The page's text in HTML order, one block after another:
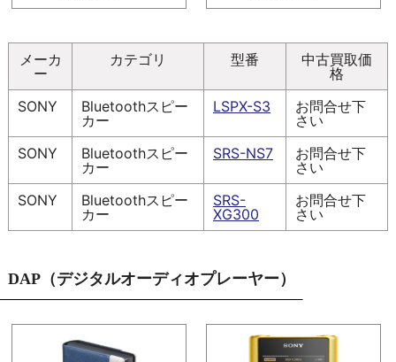
メーカ
ー
カテゴリ 型番
中古買取価
格
SONY
Bluetoothスピー
カー
LSPX-S3
お問合せ下
さい
SONY
Bluetoothスピー
カー
SRS-NS7
お問合せ下
さい
SONY
Bluetoothスピー
カー
SRS-
XG300
お問合せ下
さい
DAP（デジタルオーディオプレーヤー）